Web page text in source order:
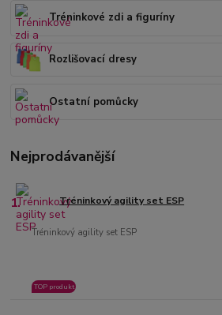
Tréninkové zdi a figuríny
Rozlišovací dresy
Ostatní pomůcky
Nejprodávanější
1. Tréninkový agility set ESP
Tréninkový agility set ESP
TOP produkt